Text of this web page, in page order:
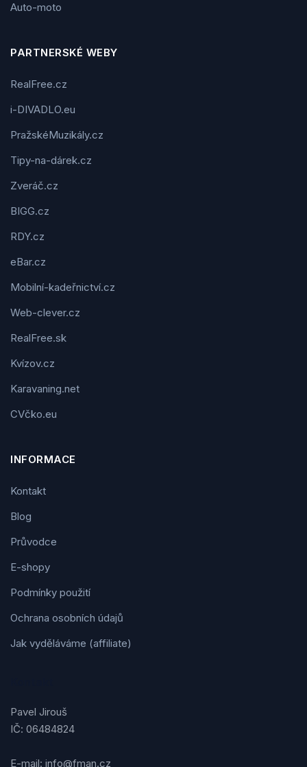
Auto-moto
PARTNERSKÉ WEBY
RealFree.cz
i-DIVADLO.eu
PražskéMuzikály.cz
Tipy-na-dárek.cz
Zveráč.cz
BIGG.cz
RDY.cz
eBar.cz
Mobilní-kadeřnictví.cz
Web-clever.cz
RealFree.sk
Kvízov.cz
Karavaning.net
CVčko.eu
INFORMACE
Kontakt
Blog
Průvodce
E-shopy
Podmínky použití
Ochrana osobních údajů
Jak vyděláváme (affiliate)
Pavel Jirouš
IČ: 06484824
E-mail: info@fman.cz